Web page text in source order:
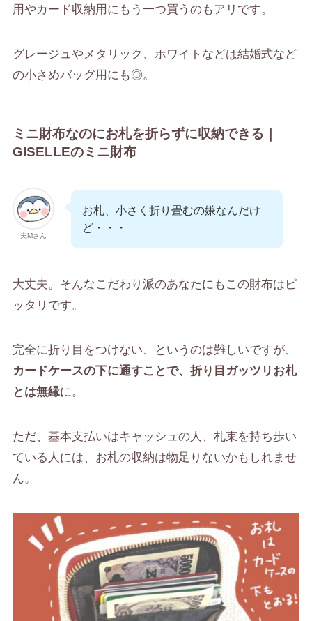
用やカード収納用にもう一つ買うのもアリです。
グレージュやメタリック、ホワイトなどは結婚式など
の小さめバッグ用にも◎。
ミニ財布なのにお札を折らずに収納できる｜
GISELLEのミニ財布
夫Mさん
お札、小さく折り畳むの嫌なんだけ
ど・・・
大丈夫。そんなこだわり派のあなたにもこの財布はピ
ッタリです。
完全に折り目をつけない、というのは難しいですが、
カードケースの下に通すことで、折り目ガッツリお札
とは無縁に。
ただ、基本支払いはキャッシュの人、札束を持ち歩い
ている人には、お札の収納は物足りないかもしれませ
ん。